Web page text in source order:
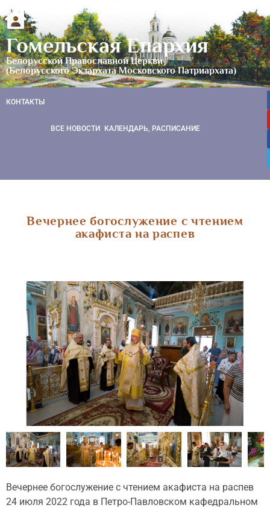
Гомельская Епархия
Белорусской Православной Церкви
(Белорусского Экзархата Московского Патриархата)
КОНТАКТЫ
ВСЕ НОВОСТИ КАЛЕНДАРЬ, РАСПИСАНИЕ
Вечернее богослужение с чтением
акафиста на распев
Вечернее богослужение с чтением акафиста на распев
24 июля 2022 года в Петро-Павловском кафедральном